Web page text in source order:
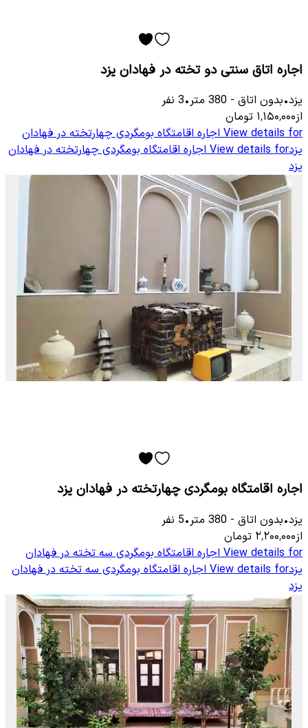
اجاره اتاق سنتی دو تخته در فهادان یزد
یزد•بدون اتاق -
380 متر•
3 نفر
از۱٬۱۵۰٬۰۰۰ تومان
View details for اجاره اقامتگاه بومگردی چهارتخته در فهادان
یزدView details for اجاره اقامتگاه بومگردی چهارتخته در فهادان
یزد
اجاره اقامتگاه بومگردی چهارتخته در فهادان یزد
یزد•بدون اتاق -
380 متر•
5 نفر
از۲٬۲۰۰٬۰۰۰ تومان
View details for اجاره اقامتگاه بومگردی سه تخته در فهادان
یزدView details for اجاره اقامتگاه بومگردی سه تخته در فهادان
یزد